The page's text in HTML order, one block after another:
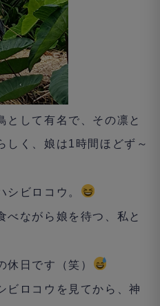
として有名で、その凛と
しく、娘は1 時間ほどず～
シビロコウ。
べながら娘を待つ、私と
休日です（笑）
ビロコウを見てから、神